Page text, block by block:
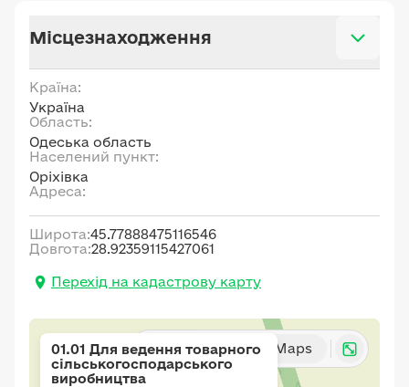
Місцезнаходження
Країна:
Україна
Область:
Одеська область
Населений пункт:
Оріхівка
Адреса:
Широта:45.77888475116546
Довгота:28.92359115427061
Перехід на кадастрову карту
Карта Google Maps
01.01 Для ведення товарного
сільськогосподарського
виробництва